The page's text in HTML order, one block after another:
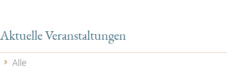
Aktuelle Veranstaltungen
Alle